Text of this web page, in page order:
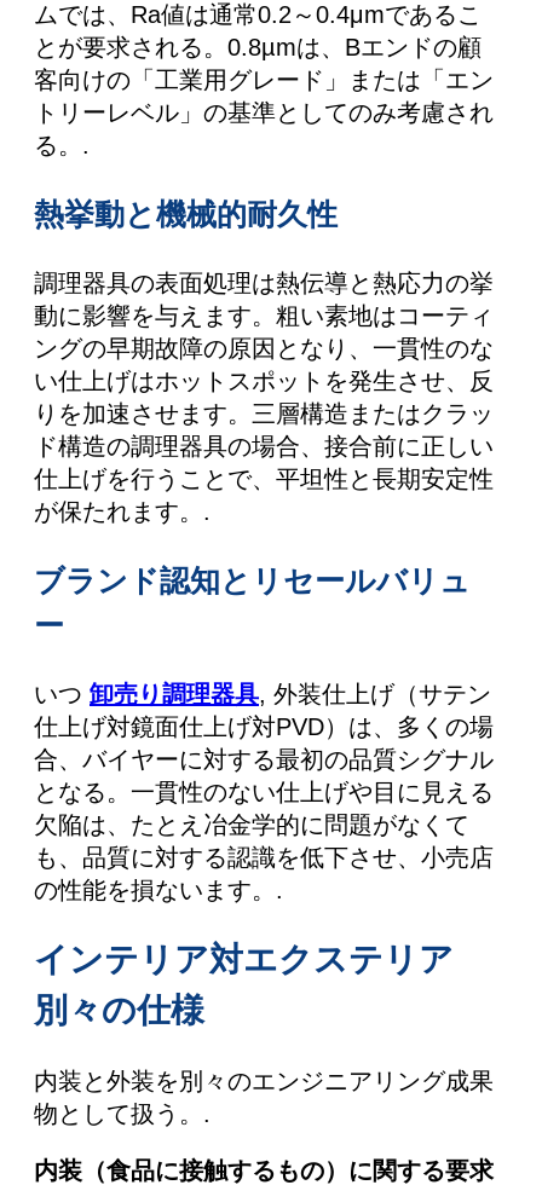
ムでは、Ra値は通常0.2～0.4μmであるこ
とが要求される。0.8µmは、Bエンドの顧
客向けの「工業用グレード」または「エン
トリーレベル」の基準としてのみ考慮され
る。.
熱挙動と機械的耐久性
調理器具の表面処理は熱伝導と熱応力の挙
動に影響を与えます。粗い素地はコーティ
ングの早期故障の原因となり、一貫性のな
い仕上げはホットスポットを発生させ、反
りを加速させます。三層構造またはクラッ
ド構造の調理器具の場合、接合前に正しい
仕上げを行うことで、平坦性と長期安定性
が保たれます。.
ブランド認知とリセールバリュ
ー
いつ 卸売り調理器具, 外装仕上げ（サテン
仕上げ対鏡面仕上げ対PVD）は、多くの場
合、バイヤーに対する最初の品質シグナル
となる。一貫性のない仕上げや目に見える
欠陥は、たとえ冶金学的に問題がなくて
も、品質に対する認識を低下させ、小売店
の性能を損ないます。.
インテリア対エクステリア
別々の仕様
内装と外装を別々のエンジニアリング成果
物として扱う。.
内装（食品に接触するもの）に関する要求